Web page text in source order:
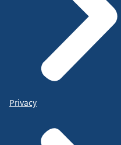
Privacy